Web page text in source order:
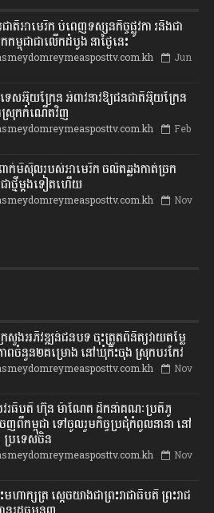
រជាតិអាមេរិក បំពេញទស្សនកិច្ចផ្លូវកា រនិងជា
កម្ពុជាជាលើកដំបូង នាថ្ងៃនេះ
Jun
រទេសអ៊ុយក្រែន អំពាវនាវឱ្យជនជាតិអ៊ុយក្រែន
រុកកំណើតវិញ
Feb
ពាក់មីស៊ីលរបស់អាមេរិក ចល័តឆ្លងកាត់ច្រក
ាថ្មីម្តងទៀតហើយ
Nov
រសួងអភិវឌ្ឍន៍ជនបទ ចុះត្រួតពិនិត្យវាយតម្លៃ
ពចំនួន២គម្រោង នៅឃុំកិះចុង ស្រុកបរកែវ
Nov
វរធិបតី ហ៊ុន ម៉ាណែត ដឹកនាំគណៈប្រតិភូ
ញពីកម្ពុជា ទៅចូលរួមកិច្ចប្រជុំកំពូលនានា នៅ
រទេសចិន
Nov
ហាក្សត្រ ស្តេចយាងជាព្រះរាជាធិបតី ព្រះរាជ